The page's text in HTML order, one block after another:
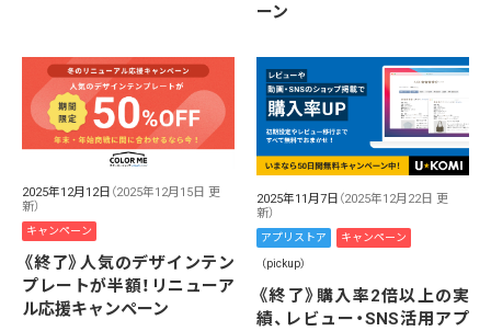
ーン
2025年12月12日 （2025年12月15日 更
新）
キャンペーン
《終了》人気のデザインテン
プレートが半額！リニューア
ル応援キャンペーン
2025年11月7日 （2025年12月22日 更
新）
アプリストア キャンペーン
（pickup）
《終了》購入率2倍以上の実
績、レビュー・SNS活用アプ